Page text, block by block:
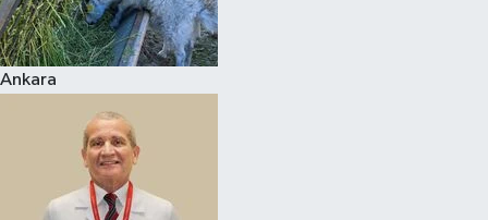
Ankara